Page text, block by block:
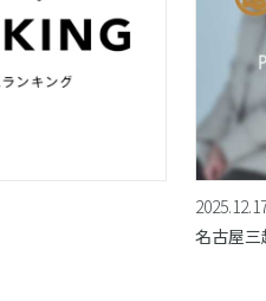
名古屋三